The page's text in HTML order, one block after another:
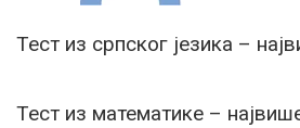
Тест из српског језика –
Тест из математике –